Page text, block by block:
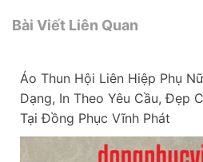
Bài Viết Liên Quan
Áo Thun Hội Liên Hiệp Phụ
Dạng, In Theo Yêu Cầu, Đẹp
Tại Đồng Phục Vĩnh Phát